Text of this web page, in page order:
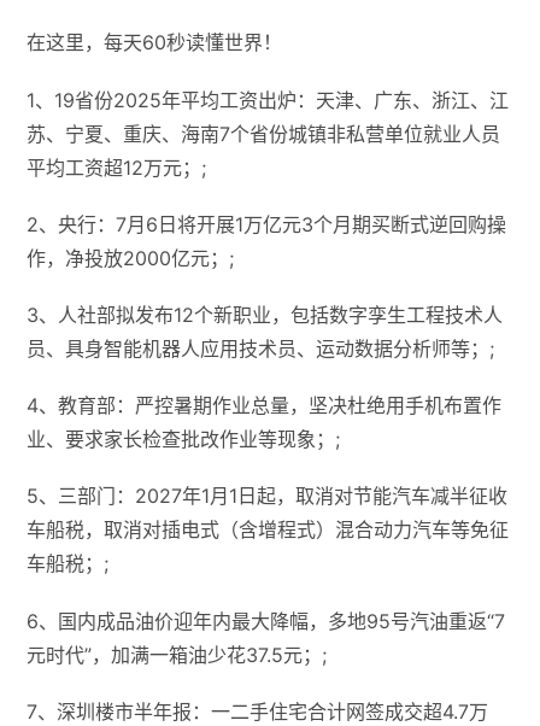
在这里，每天60秒读懂世界！
1、19省份2025年平均工资出炉：天津、广东、浙江、江
苏、宁夏、重庆、海南7个省份城镇非私营单位就业人员
平均工资超12万元；;
2、央行：7月6日将开展1万亿元3个月期买断式逆回购操
作，净投放2000亿元；;
3、人社部拟发布12个新职业，包括数字孪生工程技术人
员、具身智能机器人应用技术员、运动数据分析师等；;
4、教育部：严控暑期作业总量，坚决杜绝用手机布置作
业、要求家长检查批改作业等现象；;
5、三部门：2027年1月1日起，取消对节能汽车减半征收
车船税，取消对插电式（含增程式）混合动力汽车等免征
车船税；;
6、国内成品油价迎年内最大降幅，多地95号汽油重返“7
元时代”，加满一箱油少花37.5元；;
7、深圳楼市半年报：一二手住宅合计网签成交超4.7万